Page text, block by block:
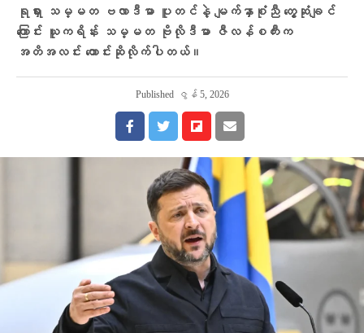
ရုရှား သမ္မတ ဗလာဒီမာ ပူတင်နဲ့ မျက်နှာစုံညီ တွေ့ဆုံချင်
ကြောင်း ယူကရိန်း သမ္မတ ဗိုလိုဒီမာ ဇီလန်စကီးက
အတိအလင်း တောင်းဆိုလိုက်ပါတယ်။
Published ဇွန် 5, 2026